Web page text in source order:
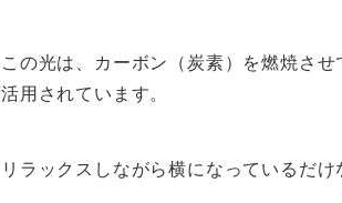
この光は、カーボン（炭素）を燃焼さ
活用されています。
リラックスしながら横になっているだ